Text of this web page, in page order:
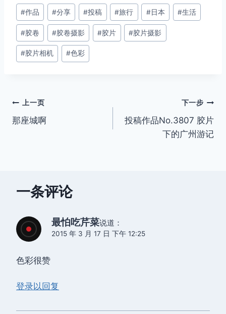
文
章
标
签：
#作品 #分享 #投稿 #旅行 #日本 #生活
#胶卷 #胶卷摄影 #胶片 #胶片摄影
#胶片相机 #色彩
文
章
上一页
那座城啊
下一步
投稿作品No.3807 胶片
下的广州游记
一条评论
最怕吃芹菜说道：
2015 年 3 月 17 日 下午 12:25
色彩很赞
登录以回复